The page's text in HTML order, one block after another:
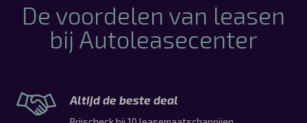
De voordelen van leasen
bij Autoleasecenter
Altijd de beste deal